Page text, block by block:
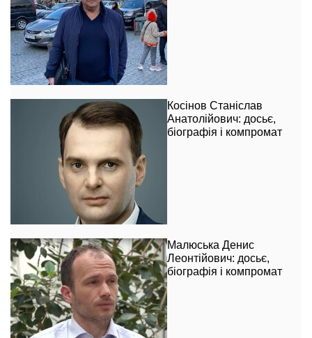
Косінов Станіслав
Анатолійович: досьє,
біографія і компромат
Малюська Денис
Леонтійович: досьє,
біографія і компромат